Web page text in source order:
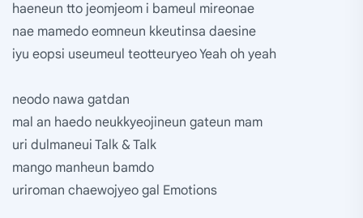
haeneun tto jeomjeom i bameul mireonae
nae mamedo eomneun kkeutinsa daesine
iyu eopsi useumeul teotteuryeo Yeah oh yeah
neodo nawa gatdan
mal an haedo neukkyeojineun gateun mam
uri dulmaneui Talk & Talk
mango manheun bamdo
uriroman chaewojyeo gal Emotions